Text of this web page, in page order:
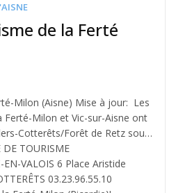
de la Ferté
Milon (Aisne) Mise à jour: Les
Milon et Vic-sur-Aisne ont
Cotterêts/Forêt de Retz sous
TOURISME
VALOIS 6 Place Aristide
03.23.96.55.10